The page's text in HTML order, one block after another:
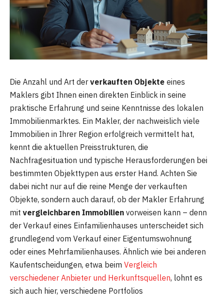
Die Anzahl und Art der verkauften Objekte eines
Maklers gibt Ihnen einen direkten Einblick in seine
praktische Erfahrung und seine Kenntnisse des lokalen
Immobilienmarktes. Ein Makler, der nachweislich viele
Immobilien in Ihrer Region erfolgreich vermittelt hat,
kennt die aktuellen Preisstrukturen, die
Nachfragesituation und typische Herausforderungen bei
bestimmten Objekttypen aus erster Hand. Achten Sie
dabei nicht nur auf die reine Menge der verkauften
Objekte, sondern auch darauf, ob der Makler Erfahrung
mit vergleichbaren Immobilien vorweisen kann – denn
der Verkauf eines Einfamilienhauses unterscheidet sich
grundlegend vom Verkauf einer Eigentumswohnung
oder eines Mehrfamilienhauses. Ähnlich wie bei anderen
Kaufentscheidungen, etwa beim Vergleich
verschiedener Anbieter und Herkunftsquellen, lohnt es
sich auch hier, verschiedene Portfolios